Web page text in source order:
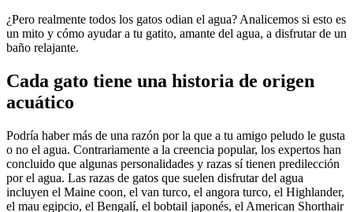
¿Pero realmente todos los gatos odian el agua? Analicemos si esto es
un mito y cómo ayudar a tu gatito, amante del agua, a disfrutar de un
baño relajante.
Cada gato tiene una historia de origen
acuático
Podría haber más de una razón por la que a tu amigo peludo le gusta
o no el agua. Contrariamente a la creencia popular, los expertos han
concluido que algunas personalidades y razas sí tienen predilección
por el agua. Las razas de gatos que suelen disfrutar del agua
incluyen el Maine coon, el van turco, el angora turco, el Highlander,
el mau egipcio, el Bengalí, el bobtail japonés, el American Shorthair